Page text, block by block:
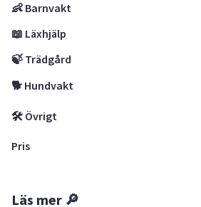
👶 Barnvakt
📖 Läxhjälp
🍃 Trädgård
🐕 Hundvakt
🛠 Övrigt
Pris
Läs mer 🔎